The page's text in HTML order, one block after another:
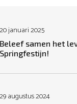
20 januari 2025
Beleef samen het
Springfestijn!
29 augustus 2024